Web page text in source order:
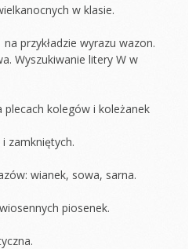
w klasie.
przykładzie wyrazu wazon.
Wyszukiwanie litery W w
plecach kolegów i koleżanek
zamkniętych.
wianek, sowa, sarna.
piosenek.